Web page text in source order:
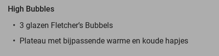
High Bubbles
3 glazen Fletcher’s Bubbels
Plateau met bijpassende warme en koude hapjes